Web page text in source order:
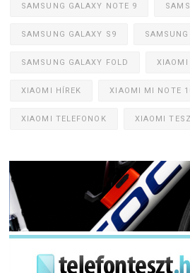
SAMSUNG GALAXY NOTE 9
SAMSUNG GALAXY S9
SAMSUNG GALAXY FOLD XIAOMI
XIAOMI HÍREK XIAOMI MI NOTE
XIAOMI TELEFONOK XIAOMI